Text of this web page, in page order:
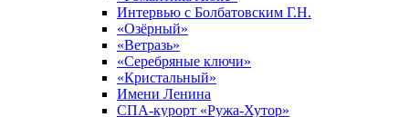
Интервью с Болбатовским Г.Н.
«Озёрный»
«Ветразь»
«Серебряные ключи»
«Кристальный»
Имени Ленина
СПА-курорт «Ружа-Хутор»